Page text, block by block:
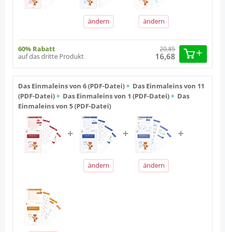
ändern ändern
60% Rabatt
auf das dritte Produkt
20,85
16,68
Das Einmaleins von 6 (PDF-Datei)+ Das Einmaleins von 11
(PDF-Datei)+ Das Einmaleins von 1 (PDF-Datei)+ Das
Einmaleins von 5 (PDF-Datei)
ändern ändern